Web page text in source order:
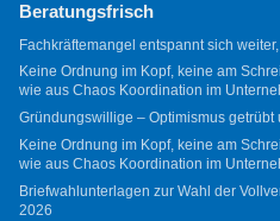
Beratungsfrisch
Fachkräftemangel entspannt sich
Keine Ordnung im Kopf, keine am
wie aus Chaos Koordination im
Gründungswillige – Optimismus
Keine Ordnung im Kopf, keine am
wie aus Chaos Koordination im
Briefwahlunterlagen zur Wahl der
2026